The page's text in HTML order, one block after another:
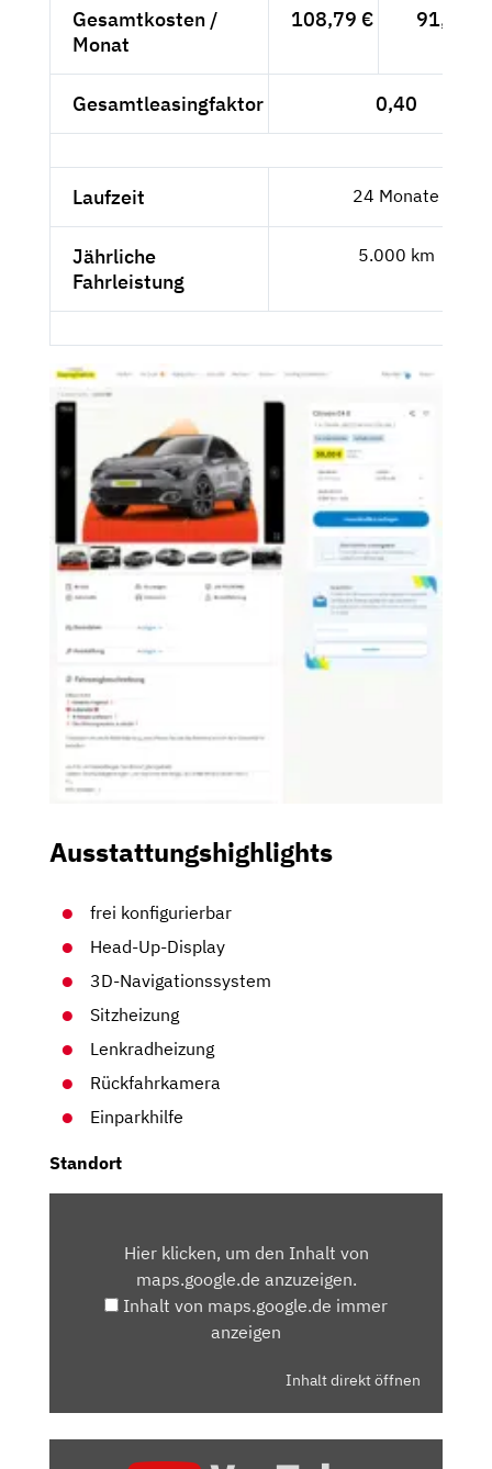
Gesamtkosten /
Monat
108,79 € 91,42 €
Gesamtleasingfaktor 0,40
Laufzeit 24 Monate
Jährliche
Fahrleistung
5.000 km
Ausstattungshighlights
frei konfigurierbar
Head-Up-Display
3D-Navigationssystem
Sitzheizung
Lenkradheizung
Rückfahrkamera
Einparkhilfe
Standort
MAPS.GOOGLE.DEHier klicken, um den Inhalt von
maps.google.de anzuzeigen.
Inhalt von maps.google.de immer
anzeigen
Inhalt direkt öffnen